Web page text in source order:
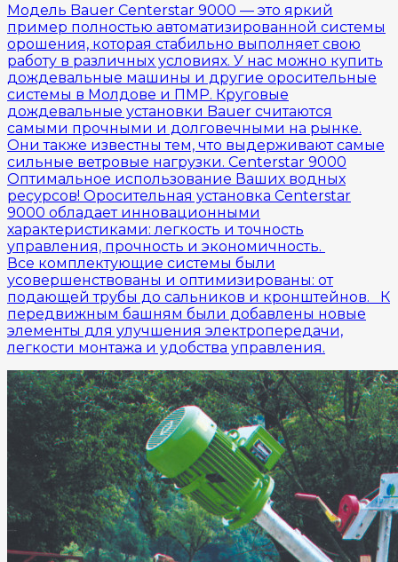
Модель Bauer Centerstar 9000 — это яркий
пример полностью автоматизированной системы
орошения, которая стабильно выполняет свою
работу в различных условиях. У нас можно купить
дождевальные машины и другие оросительные
системы в Молдове и ПМР. Круговые
дождевальные установки Bauer считаются
самыми прочными и долговечными на рынке.
Они также известны тем, что выдерживают самые
сильные ветровые нагрузки. Centerstar 9000
Оптимальное использование Ваших водных
ресурсов! Оросительная установка Centerstar
9000 обладает инновационными
характеристиками: легкость и точность
управления, прочность и экономичность.
Все комплектующие системы были
усовершенствованы и оптимизированы: от
подающей трубы до сальников и кронштейнов. К
передвижным башням были добавлены новые
элементы для улучшения электропередачи,
легкости монтажа и удобства управления.